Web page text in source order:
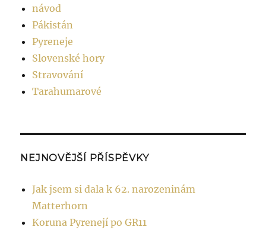
návod
Pákistán
Pyreneje
Slovenské hory
Stravování
Tarahumarové
NEJNOVĚJŠÍ PŘÍSPĚVKY
Jak jsem si dala k 62. narozeninám
Matterhorn
Koruna Pyrenejí po GR11